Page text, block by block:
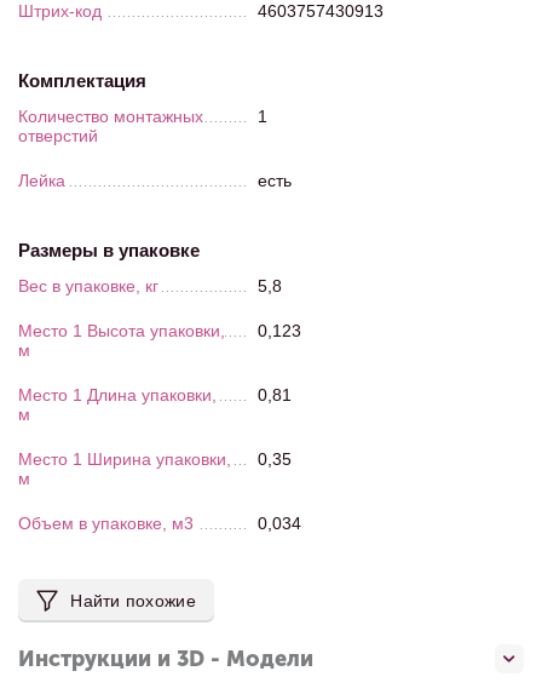
Штрих-код 4603757430913
Комплектация
Количество монтажных
отверстий
1
Лейка есть
Размеры в упаковке
Вес в упаковке, кг 5,8
Место 1 Высота упаковки,
м
0,123
Место 1 Длина упаковки,
м
0,81
Место 1 Ширина упаковки,
м
0,35
Объем в упаковке, м3 0,034
Найти похожие
Инструкции и 3D - Модели